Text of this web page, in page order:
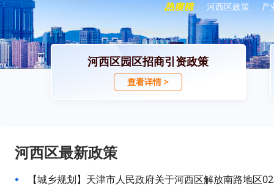
河西区政策 产
河西区园区招商引资政策
查看详情 >
河西区最新政策